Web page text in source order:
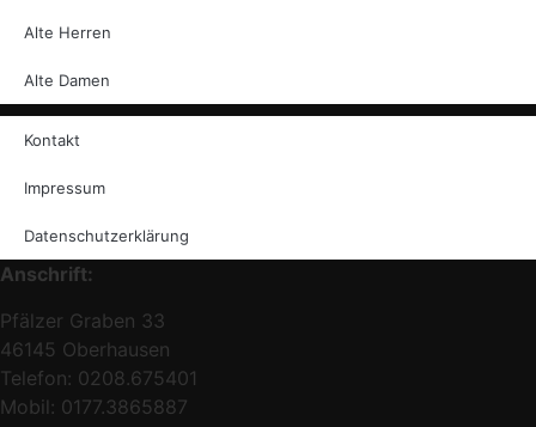
Alte Herren
Alte Damen
Kontakt
Impressum
Datenschutzerklärung
Anschrift:
Pfälzer Graben 33
46145 Oberhausen
Telefon: 0208.675401
Mobil: 0177.3865887